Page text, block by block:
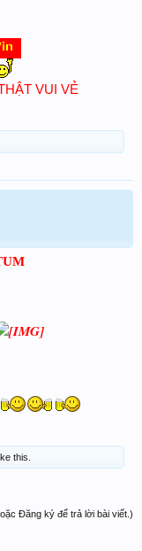
VUI VẺ
this.
Đăng ký để trả lời bài viết.)